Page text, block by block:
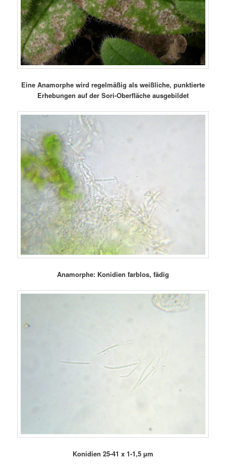
Eine Anamorphe wird regelmäßig als weißliche, punktierte
Erhebungen auf der Sori-Oberfläche ausgebildet
Anamorphe: Konidien farblos, fädig
Konidien 25-41 x 1-1,5 µm